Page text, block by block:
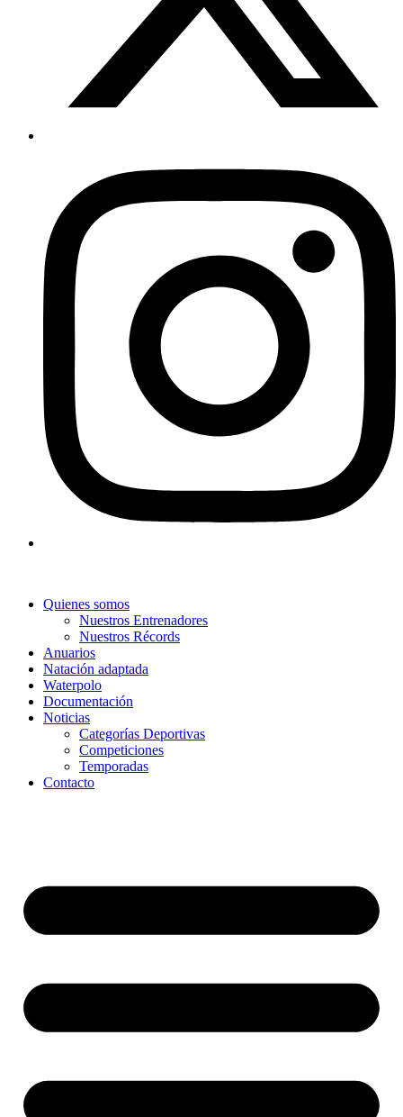
Quienes somos
Nuestros Entrenadores
Nuestros Récords
Anuarios
Natación adaptada
Waterpolo
Documentación
Noticias
Categorías Deportivas
Competiciones
Temporadas
Contacto